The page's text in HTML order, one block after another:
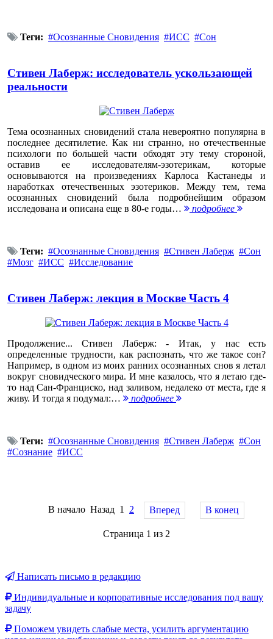
Теги: Осознанные Сновидения ИСС Сон
Cтивен Лаберж: исследователь ускользающей
реальности
Тема осознанных сновидений стала невероятно популярна в
последнее десятилетие. Как ни странно, но отечественные
психологи по большей части обходят эту тему стороной,
оставив ее исследователям-эзотерикам, которые
основываются на произведениях Карлоса Кастанеды и
наработках отечественных эзотериков. Между тем, тема
осознанных сновидений была подробнейшим образом
исследована и описана еще в 80-е годы…
подробнее
Теги: Осознанные Сновидения Стивен Лаберж
Сон
Мозг
ИСС Исследование
Стивен Лаберж: лекция в Москве Часть 4
Продолжение... Стивен Лаберж: - Итак, у нас есть
определенные трудности, как распознать, что же такое сон?
Например, в одном из моих ранних осознанных снов я летал
вокруг сновидческого мира. И мне казалось, что я летаю где-
то над Сан-Франциско, над заливом, недалеко от места, где я
живу. И тогда я подумал:…
подробнее
Теги: Осознанные Сновидения Стивен Лаберж
Сон
Сознание
ИСС
В начало Назад 1 2 Вперед В конец
Страница 1 из 2
Написать письмо в редакцию
Индивидуальные и корпоративные исследования под вашу
задачу
Поможем увидеть слабые места, усилить аргументацию